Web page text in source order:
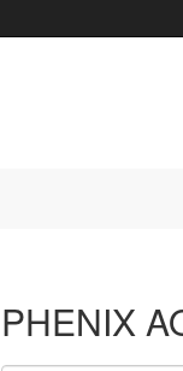
PHENIX